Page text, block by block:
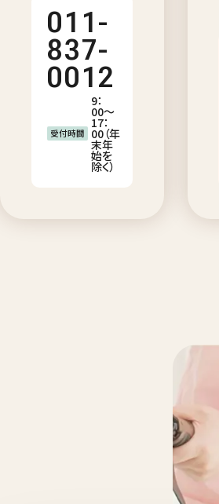
011-
837-
0012
受付時間
9：
00〜
17：
00（年
末年
始を
除く）